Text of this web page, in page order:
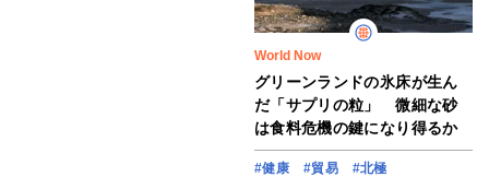
World Now
グリーンランドの氷床が生ん
だ「サプリの粒」 微細な砂
は食料危機の鍵になり得るか
#健康 #貿易
#北極